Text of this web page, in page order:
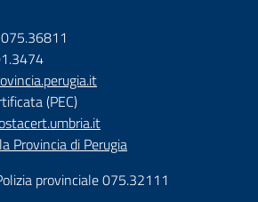
(PEC)
Provincia di Perugia
provinciale 075.32111